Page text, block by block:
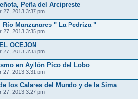
Peña del Arcipreste
27, 2013 3:37 pm
Río Manzanares " La Pedriza "
27, 2013 3:35 pm
OCEJON
27, 2013 3:33 pm
en Ayllón Pico del Lobo
27, 2013 3:31 pm
los Calares del Mundo y de la Sima
27, 2013 3:27 pm